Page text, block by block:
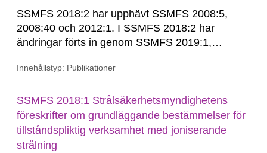
SSMFS 2018:2 har upphävt SSMFS 2008:5,
2008:40 och 2012:1. I SSMFS 2018:2 har
ändringar förts in genom SSMFS 2019:1,
Innehållstyp: Publikationer
SSMFS 2018:1 Strålsäkerhetsmyndighetens
föreskrifter om grundläggande bestämmelser för
tillståndspliktig verksamhet med joniserande
strålning